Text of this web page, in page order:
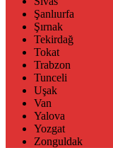
Şanlıurfa
Şırnak
Tekirdağ
Tokat
Trabzon
Tunceli
Uşak
Van
Yalova
Yozgat
Zonguldak